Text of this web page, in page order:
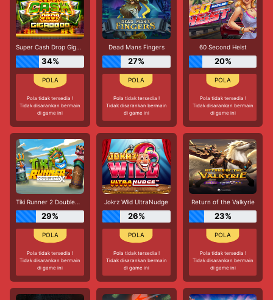
Super Cash Drop Giga Blox
34%
Pola tidak tersedia !
Tidak disarankan bermain
di game ini
Dead Mans Fingers
27%
Pola tidak tersedia !
Tidak disarankan bermain
di game ini
60 Second Heist
20%
Pola tidak tersedia !
Tidak disarankan bermain
di game ini
Tiki Runner 2 DoubleMax
29%
Pola tidak tersedia !
Tidak disarankan bermain
di game ini
Jokrz Wild UltraNudge
26%
Pola tidak tersedia !
Tidak disarankan bermain
di game ini
Return of the Valkyrie
23%
Pola tidak tersedia !
Tidak disarankan bermain
di game ini